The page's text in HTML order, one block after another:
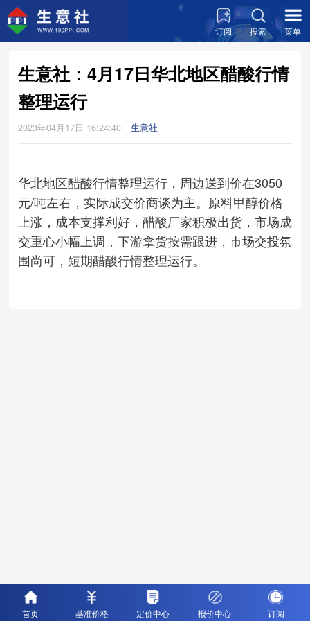
订阅 搜索 菜单
生意社：4月17日华北地区醋酸行情
整理运行
2023年04月17日 16:24:40 生意社
华北地区醋酸行情整理运行，周边送到价在3050
元/吨左右，实际成交价商谈为主。原料甲醇价格
上涨，成本支撑利好，醋酸厂家积极出货，市场成
交重心小幅上调，下游拿货按需跟进，市场交投氛
围尚可，短期醋酸行情整理运行。
首页 基准价格 定价中心 报价中心 订阅